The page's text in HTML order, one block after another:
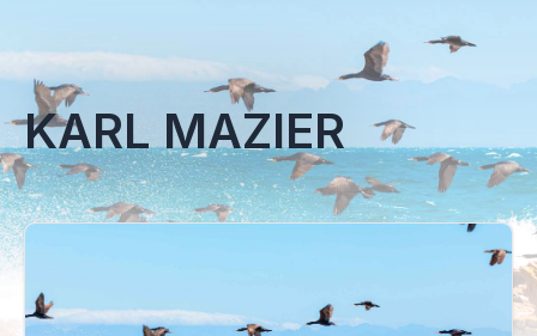
KARL MAZIER